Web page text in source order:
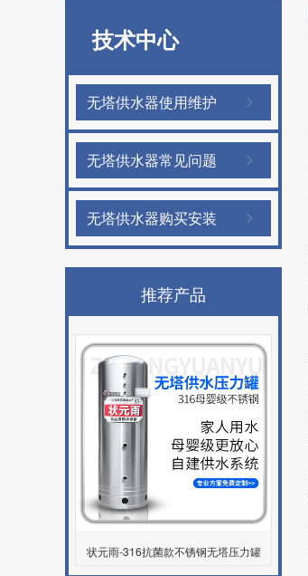
技术中心
无塔供水器使用维护
无塔供水器常见问题
无塔供水器购买安装
推荐产品
状元雨-316抗菌款不锈钢无塔压力罐